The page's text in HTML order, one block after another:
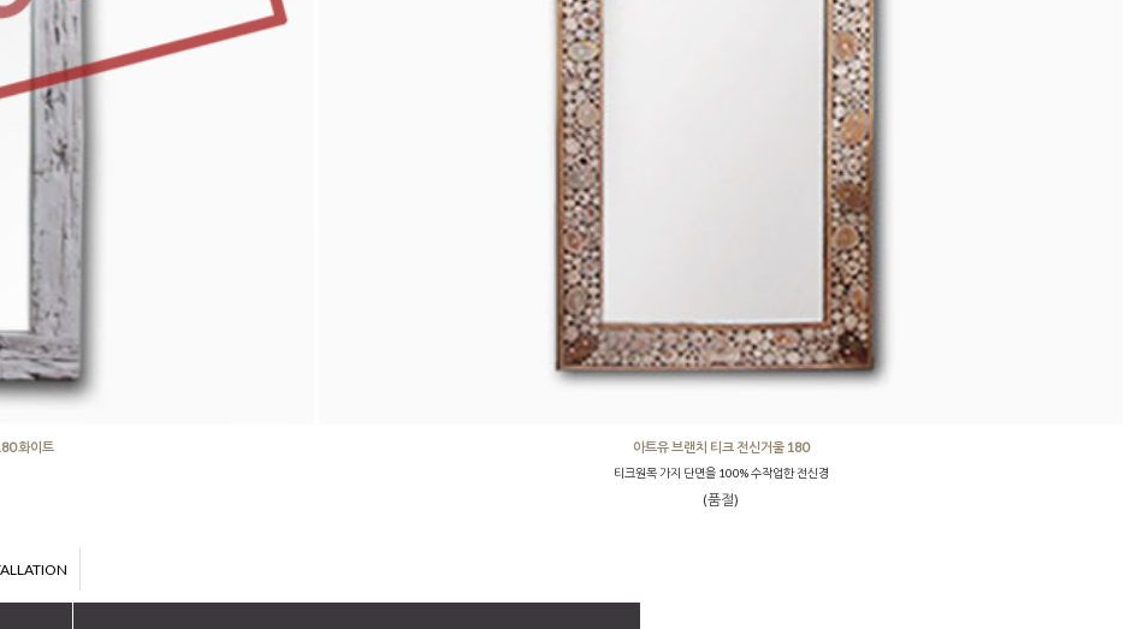
화이트 아트유 브랜치 티크 전신거울 180
티크원목 가지 단면을 100% 수작업한 전신경
(품절)